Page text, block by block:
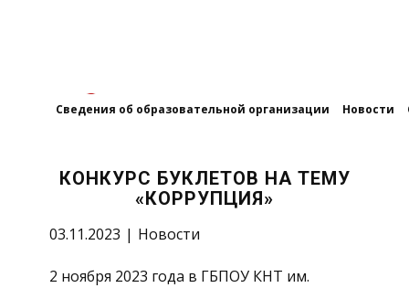
Сведения об образовательной организации Новости
КОНКУРС БУКЛЕТОВ НА ТЕМУ
«КОРРУПЦИЯ»
03.11.2023 Новости
2 ноября 2023 года в ГБПОУ КНТ им.